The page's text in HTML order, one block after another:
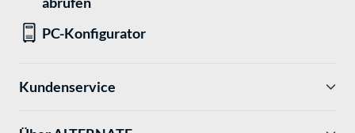
PC-Konfigurator
Kundenservice